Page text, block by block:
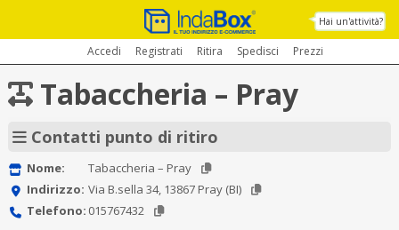
Hai un'attività?
Accedi Registrati Ritira Spedisci Prezzi
Tabaccheria – Pray
Contatti punto di ritiro
Nome:
Tabaccheria – Pray
Indirizzo: Via B.sella 34, 13867 Pray (BI)
Telefono: 015767432